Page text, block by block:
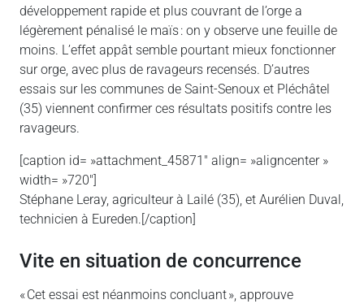
développement rapide et plus couvrant de l’orge a
légèrement pénalisé le maïs : on y observe une feuille de
moins. L’effet appât semble pourtant mieux fonctionner
sur orge, avec plus de ravageurs recensés. D’autres
essais sur les communes de Saint-Senoux et Pléchâtel
(35) viennent confirmer ces résultats positifs contre les
ravageurs.
[caption id= »attachment_45871″ align= »aligncenter »
width= »720″]
Stéphane Leray, agriculteur à Lailé (35), et Aurélien Duval,
technicien à Eureden.[/caption]
Vite en situation de concurrence
« Cet essai est néanmoins concluant », approuve